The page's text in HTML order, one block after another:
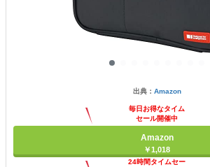
出典： Amazon
毎日お得なタイム
セール開催中
Amazon
￥1,018
24時間タイムセー